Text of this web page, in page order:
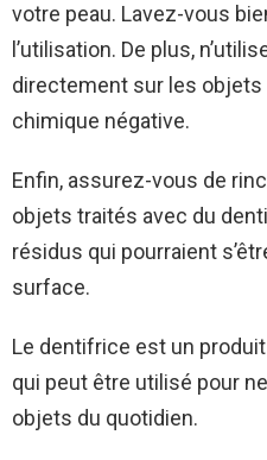
votre peau. Lavez-vous
l’utilisation. De plus,
directement sur les
chimique négative.
Enfin, assurez-vous de
objets traités avec du
résidus qui pourraient
surface.
Le dentifrice est un
qui peut être utilisé pour
objets du quotidien.